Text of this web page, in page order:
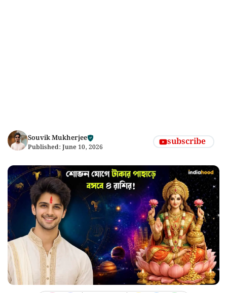
Souvik Mukherjee
Published: June 10, 2026 subscribe